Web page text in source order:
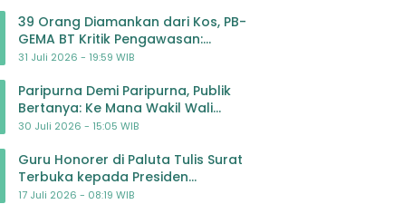
39 Orang Diamankan dari Kos, PB-
GEMA BT Kritik Pengawasan:
Jangan Tunggu Masyarakat
31 Juli 2026 - 19:59 WIB
Paripurna Demi Paripurna, Publik
Bertanya: Ke Mana Wakil Wali
Kota Padangsidimpuan?
30 Juli 2026 - 15:05 WIB
Guru Honorer di Paluta Tulis Surat
Terbuka kepada Presiden
Prabowo, Mohon Keadilan atas
17 Juli 2026 - 08:19 WIB